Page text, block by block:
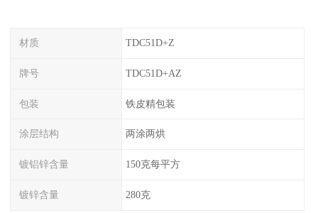
材质 TDC51D+Z
牌号 TDC51D+AZ
包装 铁皮精包装
涂层结构 两涂两烘
镀铝锌含量 150克每平方
镀锌含量 280克